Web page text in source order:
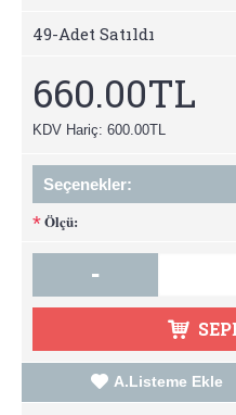
49-Adet Satıldı
660.00TL
KDV Hariç: 600.00TL
Seçenekler:
*Ölçü:
-
A.Listeme Ekle